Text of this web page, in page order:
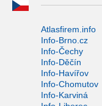
Atlasfirem.info
Info-Brno.cz
Info-Čechy
Info-Děčín
Info-Havířov
Info-Chomutov
Info-Karviná